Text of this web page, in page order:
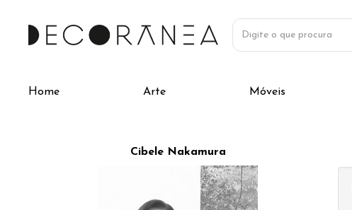
Home Arte Móveis
Cibele Nakamura